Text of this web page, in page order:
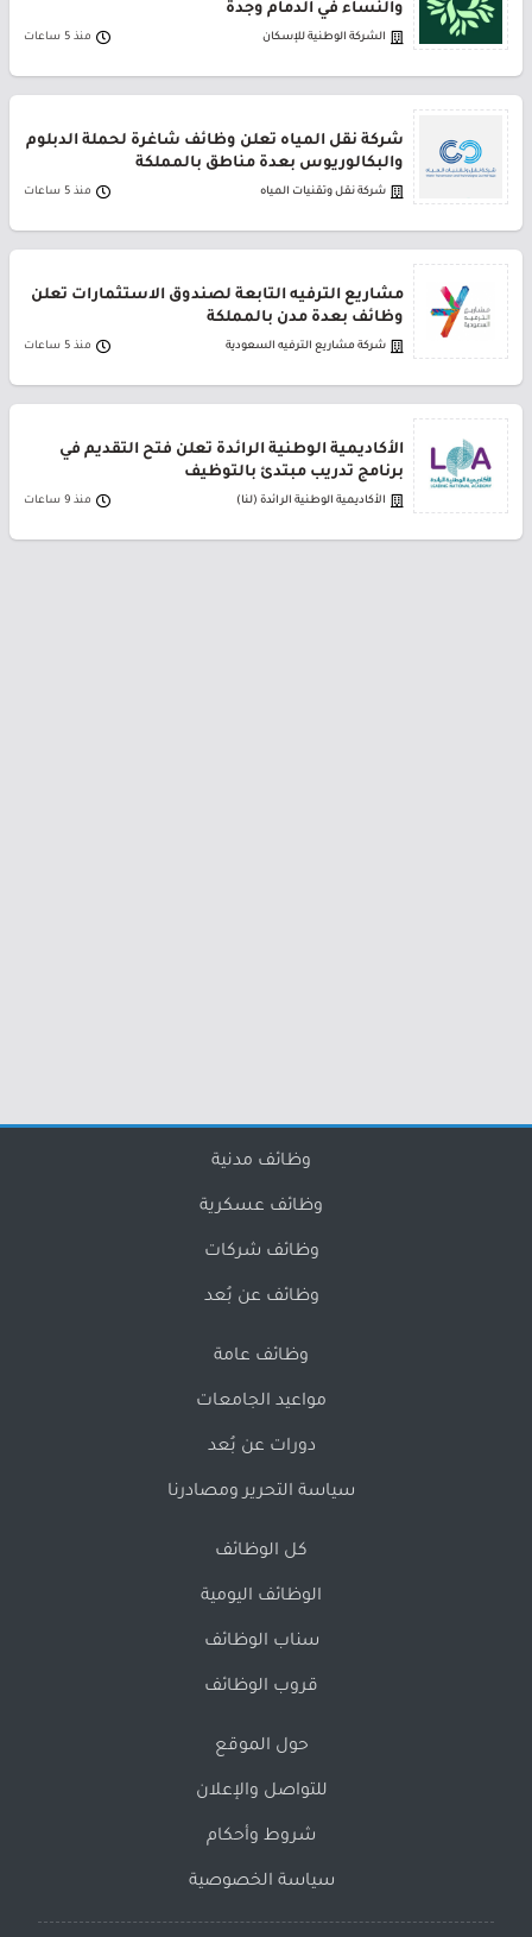
والنساء في الدمام وجدة
الشركة الوطنية للإسكان منذ 5 ساعات
شركة نقل المياه تعلن وظائف شاغرة لحملة الدبلوم
والبكالوريوس بعدة مناطق بالمملكة
شركة نقل وتقنيات المياه منذ 5 ساعات
مشاريع الترفيه التابعة لصندوق الاستثمارات تعلن
وظائف بعدة مدن بالمملكة
شركة مشاريع الترفيه السعودية منذ 5 ساعات
الأكاديمية الوطنية الرائدة تعلن فتح التقديم في
برنامج تدريب مبتدئ بالتوظيف
الأكاديمية الوطنية الرائدة (لنا) منذ 9 ساعات
وظائف مدنية
وظائف عسكرية
وظائف شركات
وظائف عن بُعد
وظائف عامة
مواعيد الجامعات
دورات عن بُعد
سياسة التحرير ومصادرنا
كل الوظائف
الوظائف اليومية
سناب الوظائف
قروب الوظائف
حول الموقع
للتواصل والإعلان
شروط وأحكام
سياسة الخصوصية